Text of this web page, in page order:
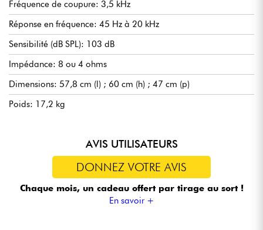
Fréquence de coupure: 3,5 kHz
Réponse en fréquence: 45 Hz à 20 kHz
Sensibilité (dB SPL): 103 dB
Impédance: 8 ou 4 ohms
Dimensions: 57,8 cm (l) ; 60 cm (h) ; 47 cm (p)
Poids: 17,2 kg
AVIS UTILISATEURS
DONNEZ VOTRE AVIS
Chaque mois, un cadeau offert par tirage au sort !
En savoir +